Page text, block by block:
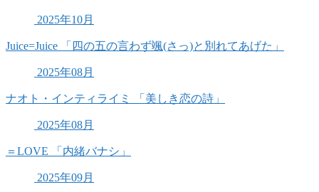
2025年10月
Juice=Juice 「四の五の言わず颯(さっ)と別れてあげた」
2025年08月
ナオト・インティライミ 「美しき恋の詩」
2025年08月
＝LOVE 「内緒バナシ」
2025年09月